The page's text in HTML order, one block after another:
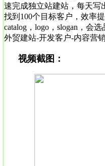
速完成独立站建站，每天写
找到100个目标客户，效率
catalog，logo，slogan，会
外贸建站-开发客户-内容营
视频截图：